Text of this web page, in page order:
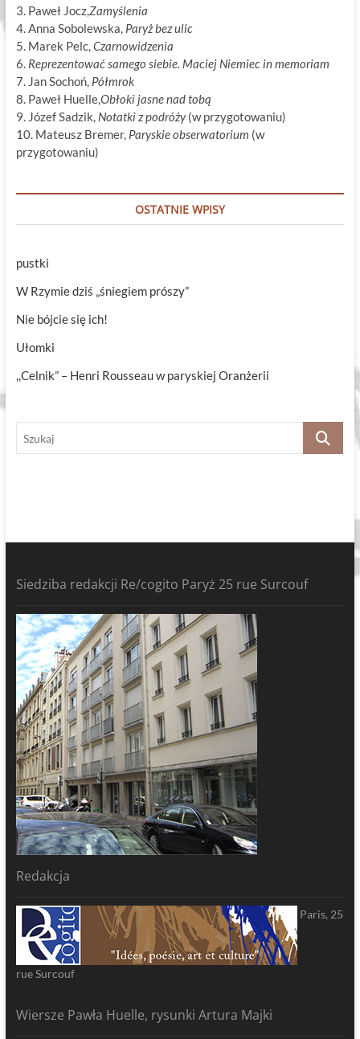
3. Paweł Jocz,Zamyślenia
4. Anna Sobolewska, Paryż bez ulic
5. Marek Pelc,Czarnowidzenia
6. Reprezentować samego siebie. Maciej Niemiec in memoriam
7. Jan Sochoń, Półmrok
8. Paweł Huelle,Obłoki jasne nad tobą
9. Józef Sadzik, Notatki z podróży(w przygotowaniu)
10. Mateusz Bremer, Paryskie obserwatorium (w
przygotowaniu)
OSTATNIE WPISY
pustki
W Rzymie dziś „śniegiem prószy”
Nie bójcie się ich!
Ułomki
,,Celnik” – Henri Rousseau w paryskiej Oranżerii
Szukaj
Siedziba redakcji Re/cogito Paryż 25 rue Surcouf
Redakcja
Paris, 25
rue Surcouf
Wiersze Pawła Huelle, rysunki Artura Majki